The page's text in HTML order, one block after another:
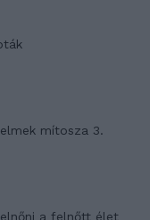
mítosza 3.
a felnőtt élet